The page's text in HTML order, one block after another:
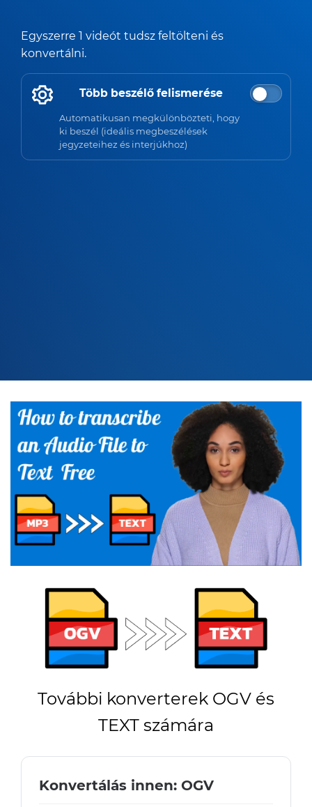
Egyszerre 1 videót tudsz feltölteni és
konvertálni.
Több beszélő felismerése
Automatikusan megkülönbözteti, hogy
ki beszél (ideális megbeszélések
jegyzeteihez és interjúkhoz)
További konverterek OGV és
TEXT számára
Konvertálás innen: OGV